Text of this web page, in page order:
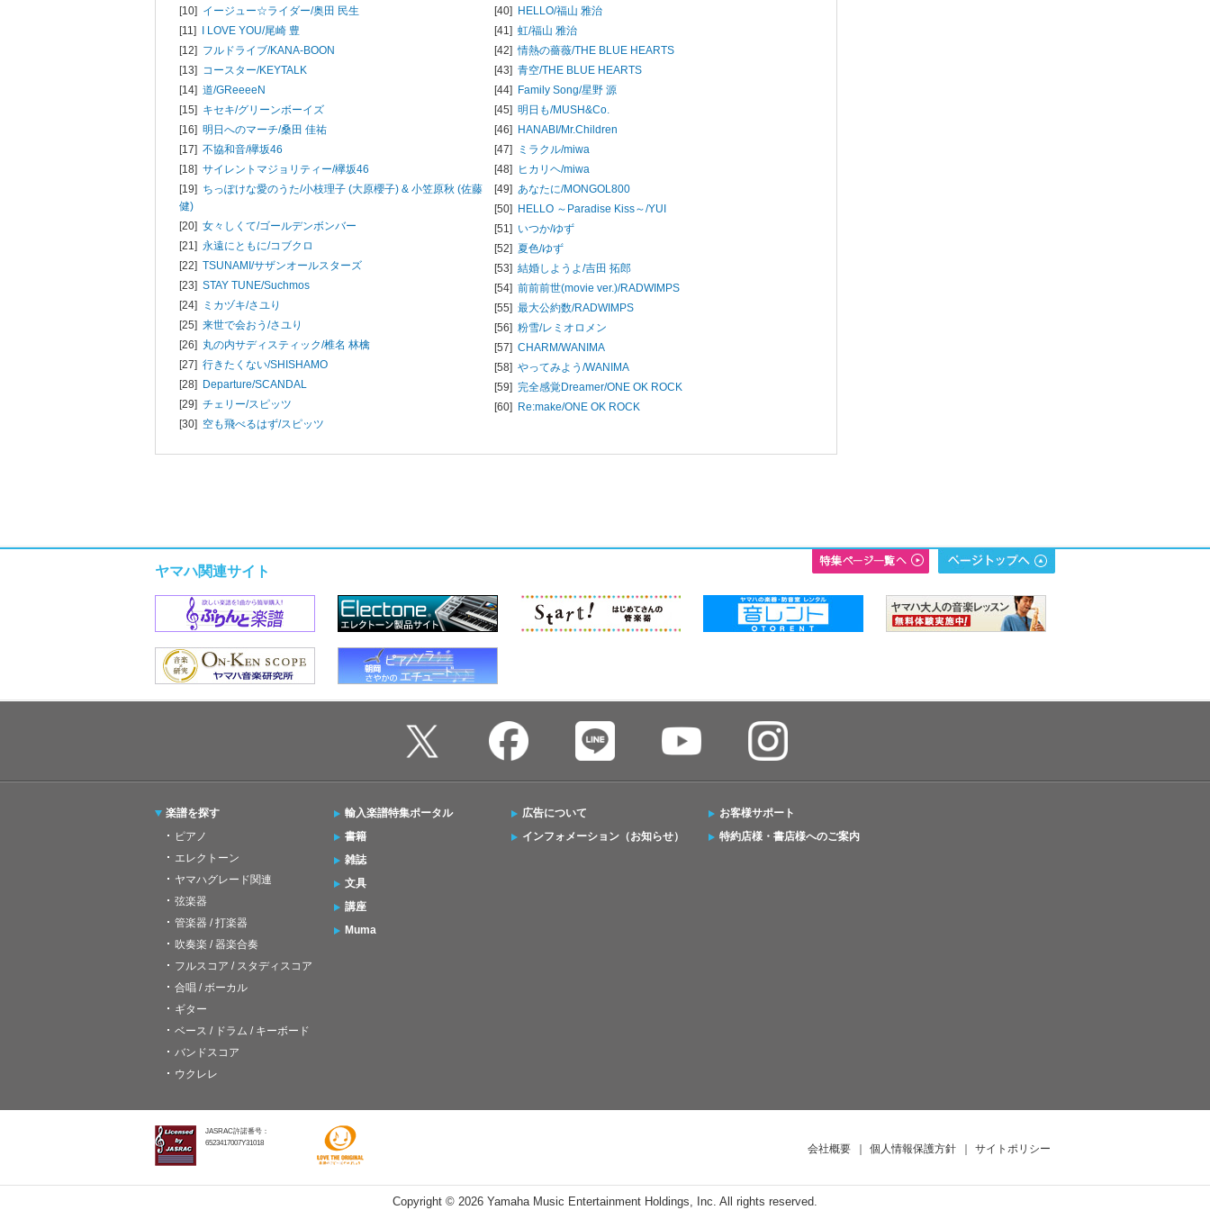
[10] イージュー☆ライダー/奥田 民生
[11] I LOVE YOU/尾崎 豊
[12] フルドライブ/KANA-BOON
[13] コースター/KEYTALK
[14] 道/GReeeeN
[15] キセキ/グリーンボーイズ
[16] 明日へのマーチ/桑田 佳祐
[17] 不協和音/欅坂46
[18] サイレントマジョリティー/欅坂46
[19] ちっぽけな愛のうた/小枝理子 (大原櫻子) & 小笠原秋 (佐藤
健)
[20] 女々しくて/ゴールデンボンバー
[21] 永遠にともに/コブクロ
[22] TSUNAMI/サザンオールスターズ
[23] STAY TUNE/Suchmos
[24]
ミカヅキ/さユり
[25] 来世で会おう/さユり
[26] 丸の内サディスティック/椎名 林檎
[27] 行きたくない/SHISHAMO
[28] Departure/SCANDAL
[29] チェリー/スピッツ
[30] 空も飛べるはず/スピッツ
[40] HELLO/福山 雅治
[41] 虹/福山 雅治
[42]情熱の薔薇/THE BLUE HEARTS
[43] 青空/THE BLUE HEARTS
[44] Family Song/星野 源
[45] 明日も/MUSH&Co.
[46] HANABI/Mr.Children
[47]
ミラクル/miwa
[48] ヒカリヘ/miwa
[49] あなたに/MONGOL800
[50] HELLO ～Paradise Kiss～/YUI
[51] いつか/ゆず
[52] 夏色/ゆず
[53] 結婚しようよ/吉田 拓郎
[54] 前前前世(movie ver.)/RADWIMPS
[55] 最大公約数/RADWIMPS
[56] 粉雪/レミオロメン
[57] CHARM/WANIMA
[58] やってみよう/WANIMA
[59] 完全感覚Dreamer/ONE OK ROCK
[60] Re:make/ONE OK ROCK
ヤマハ関連サイト
楽譜を探す
ピアノ
エレクトーン
ヤマハグレード関連
弦楽器
管楽器 / 打楽器
吹奏楽 / 器楽合奏
フルスコア / スタディスコア
合唱 / ボーカル
ギター
ベース / ドラム / キーボード
バンドスコア
ウクレレ
輸入楽譜特集ポータル
書籍
雑誌
文具
講座
Muma
広告について
インフォメーション（お知らせ）
お客様サポート
特約店様・書店様へのご案内
JASRAC許諾番号：
6523417007Y31018
会社概要 ｜ 個人情報保護方針 ｜ サイトポリシー
Copyright © 2026 Yamaha Music Entertainment Holdings, Inc. All rights reserved.